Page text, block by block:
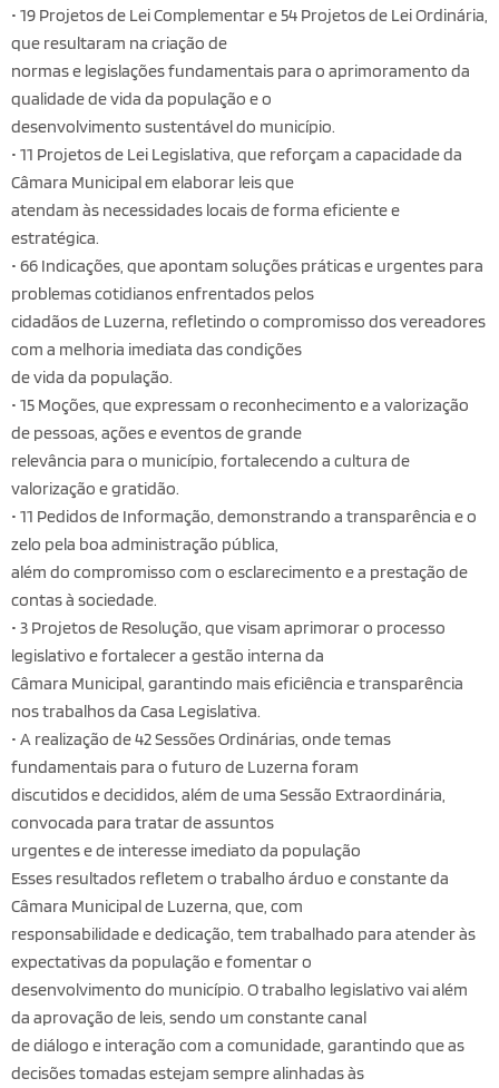
• 19 Projetos de Lei Complementar e 54 Projetos de Lei Ordinária,
que resultaram na criação de
normas e legislações fundamentais para o aprimoramento da
qualidade de vida da população e o
desenvolvimento sustentável do município.
• 11 Projetos de Lei Legislativa, que reforçam a capacidade da
Câmara Municipal em elaborar leis que
atendam às necessidades locais de forma eficiente e
estratégica.
• 66 Indicações, que apontam soluções práticas e urgentes para
problemas cotidianos enfrentados pelos
cidadãos de Luzerna, refletindo o compromisso dos vereadores
com a melhoria imediata das condições
de vida da população.
• 15 Moções, que expressam o reconhecimento e a valorização
de pessoas, ações e eventos de grande
relevância para o município, fortalecendo a cultura de
valorização e gratidão.
• 11 Pedidos de Informação, demonstrando a transparência e o
zelo pela boa administração pública,
além do compromisso com o esclarecimento e a prestação de
contas à sociedade.
• 3 Projetos de Resolução, que visam aprimorar o processo
legislativo e fortalecer a gestão interna da
Câmara Municipal, garantindo mais eficiência e transparência
nos trabalhos da Casa Legislativa.
• A realização de 42 Sessões Ordinárias, onde temas
fundamentais para o futuro de Luzerna foram
discutidos e decididos, além de uma Sessão Extraordinária,
convocada para tratar de assuntos
urgentes e de interesse imediato da população
Esses resultados refletem o trabalho árduo e constante da
Câmara Municipal de Luzerna, que, com
responsabilidade e dedicação, tem trabalhado para atender às
expectativas da população e fomentar o
desenvolvimento do município. O trabalho legislativo vai além
da aprovação de leis, sendo um constante canal
de diálogo e interação com a comunidade, garantindo que as
decisões tomadas estejam sempre alinhadas às